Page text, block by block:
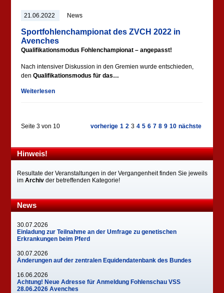
21.06.2022 News
Sportfohlenchampionat des ZVCH 2022 in
Avenches
Qualifikationsmodus Fohlenchampionat – angepasst!
Nach intensiver Diskussion in den Gremien wurde entschieden,
denQualifikationsmodus für das…
Weiterlesen
Seite 3 von 10 vorherige 1 2 3 4 5 6 7 8 9 10 nächste
Hinweis!
Resultate der Veranstaltungen in der Vergangenheit finden Sie jeweils
imArchiv der betreffenden Kategorie!
News
30.07.2026
Einladung zur Teilnahme an der Umfrage zu genetischen
Erkrankungen beim Pferd
30.07.2026
Änderungen auf der zentralen Equidendatenbank des Bundes
16.06.2026
Achtung! Neue Adresse für Anmeldung Fohlenschau VSS
28.06.2026 Avenches